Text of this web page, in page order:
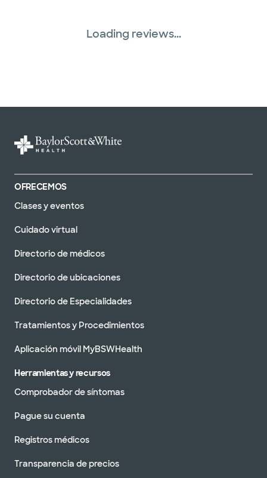
Loading reviews...
OFRECEMOS
Clases y eventos
Cuidado virtual
Directorio de médicos
Directorio de ubicaciones
Directorio de Especialidades
Tratamientos y Procedimientos
Aplicación móvil MyBSWHealth
Herramientas y recursos
Comprobador de síntomas
Pague su cuenta
Registros médicos
Transparencia de precios